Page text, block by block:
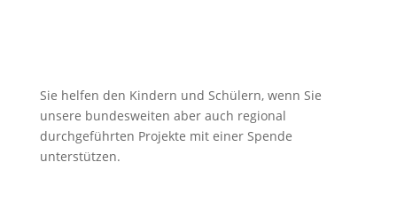
Sie helfen den Kindern und Schülern, wenn Sie
unsere bundesweiten aber auch regional
durchgeführten Projekte mit einer Spende
unterstützen.